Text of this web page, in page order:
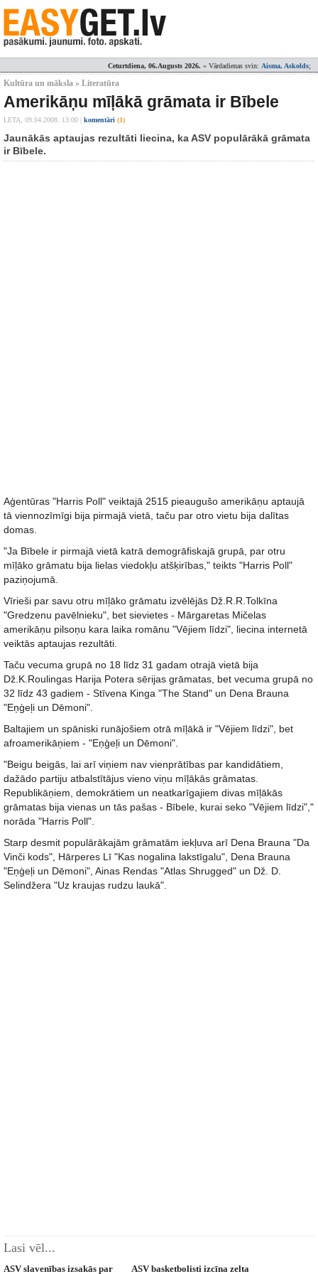
Ceturtdiena, 06.Augusts 2026. » Vārdadienas svin: Aisma, Askolds;
Kultūra un māksla » Literatūra
Amerikāņu mīļākā grāmata ir Bībele
LETA, 09.04.2008. 13:00 komentāri (1)
Jaunākās aptaujas rezultāti liecina, ka ASV populārākā grāmata
ir Bībele.
Aģentūras "Harris Poll" veiktajā 2515 pieaugušo amerikāņu aptaujā
tā viennozīmīgi bija pirmajā vietā, taču par otro vietu bija dalītas
domas.
"Ja Bībele ir pirmajā vietā katrā demogrāfiskajā grupā, par otru
mīļāko grāmatu bija lielas viedokļu atšķirības," teikts "Harris Poll"
paziņojumā.
Vīrieši par savu otru mīļāko grāmatu izvēlējās Dž.R.R.Tolkīna
"Gredzenu pavēlnieku", bet sievietes - Mārgaretas Mičelas
amerikāņu pilsoņu kara laika romānu "Vējiem līdzi", liecina internetā
veiktās aptaujas rezultāti.
Taču vecuma grupā no 18 līdz 31 gadam otrajā vietā bija
Dž.K.Roulingas Harija Potera sērijas grāmatas, bet vecuma grupā no
32 līdz 43 gadiem - Stīvena Kinga "The Stand" un Dena Brauna
"Eņģeļi un Dēmoni".
Baltajiem un spāniski runājošiem otrā mīļākā ir "Vējiem līdzi", bet
afroamerikāņiem - "Eņģeļi un Dēmoni".
"Beigu beigās, lai arī viņiem nav vienprātības par kandidātiem,
dažādo partiju atbalstītājus vieno viņu mīļākās grāmatas.
Republikāņiem, demokrātiem un neatkarīgajiem divas mīļākās
grāmatas bija vienas un tās pašas - Bībele, kurai seko "Vējiem līdzi","
norāda "Harris Poll".
Starp desmit populārākajām grāmatām iekļuva arī Dena Brauna "Da
Vinči kods", Hārperes Lī "Kas nogalina lakstīgalu", Dena Brauna
"Eņģeļi un Dēmoni", Ainas Rendas "Atlas Shrugged" un Dž. D.
Selindžera "Uz kraujas rudzu laukā".
Lasi vēl...
ASV slavenības izsakās par ASV basketbolisti izcīna zelta